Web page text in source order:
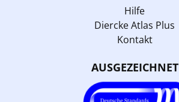
Hilfe
Diercke Atlas Plus
Kontakt
AUSGEZEICHNET